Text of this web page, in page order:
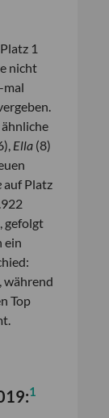
1
nicht
mal
Ella (8)
auf Platz
gefolgt
ein
während
Top
1